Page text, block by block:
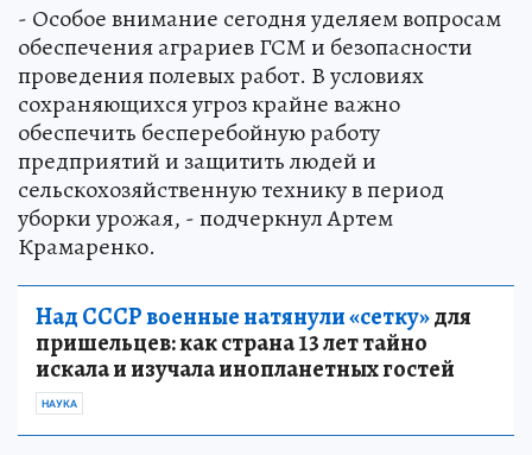
- Особое внимание сегодня уделяем вопросам
обеспечения аграриев ГСМ и безопасности
проведения полевых работ. В условиях
сохраняющихся угроз крайне важно
обеспечить бесперебойную работу
предприятий и защитить людей и
сельскохозяйственную технику в период
уборки урожая, - подчеркнул Артем
Крамаренко.
Над СССР военные натянули «сетку»для
пришельцев: как страна 13 лет тайно
искала и изучала инопланетных гостей
НАУКА